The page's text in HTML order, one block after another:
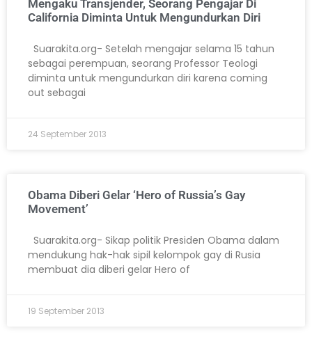
Mengaku Transjender, Seorang Pengajar Di
California Diminta Untuk Mengundurkan Diri
Suarakita.org- Setelah mengajar selama 15 tahun
sebagai perempuan, seorang Professor Teologi
diminta untuk mengundurkan diri karena coming
out sebagai
24 September 2013
Obama Diberi Gelar ‘Hero of Russia’s Gay
Movement’
Suarakita.org- Sikap politik Presiden Obama dalam
mendukung hak-hak sipil kelompok gay di Rusia
membuat dia diberi gelar Hero of
19 September 2013